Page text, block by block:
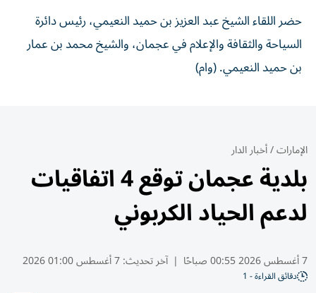
حضر اللقاء الشيخ عبد العزيز بن حميد النعيمي، رئيس دائرة
السياحة والثقافة والإعلام في عجمان، والشيخ محمد بن عمار
بن حميد النعيمي. (وام)
الإمارات/أخبار الدار
بلدية عجمان توقع 4 اتفاقيات
لدعم الحياد الكربوني
7 أغسطس 2026 00:55 صباحًا | آخر تحديث:7 أغسطس 01:00 2026
دقائق القراءة - 1